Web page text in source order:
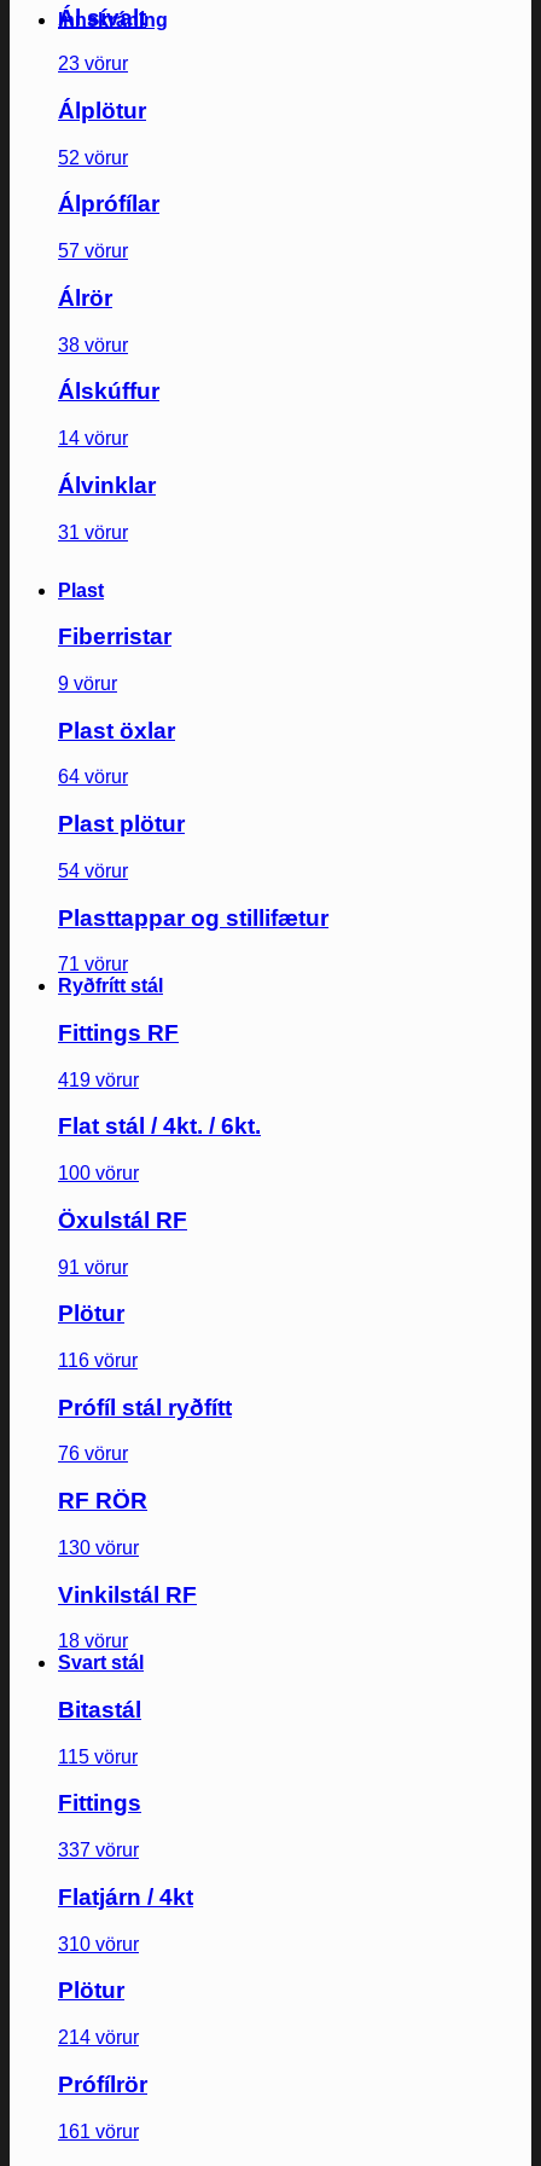
Innskráning
Ál sívalt
23 vörur
Álplötur
52 vörur
Álprófílar
57 vörur
Álrör
38 vörur
Álskúffur
14 vörur
Álvinklar
31 vörur
Plast
Fiberristar
9 vörur
Plast öxlar
64 vörur
Plast plötur
54 vörur
Plasttappar og stillifætur
71 vörur
Ryðfrítt stál
Fittings RF
419 vörur
Flat stál / 4kt. / 6kt.
100 vörur
Öxulstál RF
91 vörur
Plötur
116 vörur
Prófíl stál ryðfítt
76 vörur
RF RÖR
130 vörur
Vinkilstál RF
18 vörur
Svart stál
Bitastál
115 vörur
Fittings
337 vörur
Flatjárn / 4kt
310 vörur
Plötur
214 vörur
Prófílrör
161 vörur